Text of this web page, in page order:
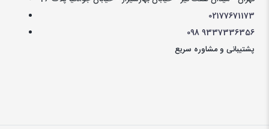
02177671173
0989337336356
پشتیبانی و مشاوره سریع